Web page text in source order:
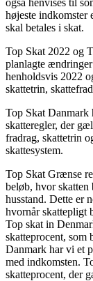
højeste indkomster
skal betales i skat.
Top Skat 2022 og
planlagte
henholdsvis 2022
skattetrin,
Top Skat Danmark
skatteregler, der
fradrag, skattetrin
skattesystem.
Top Skat Grænse
beløb, hvor
husstand. Dette er
hvornår skattepligt
Top skat in
skatteprocent, som
Danmark har vi et
med indkomsten.
skatteprocent, der